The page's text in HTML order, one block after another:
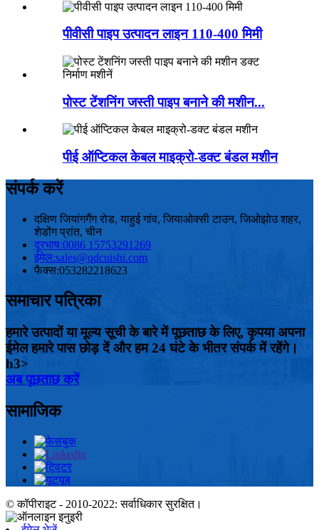
पीवीसी पाइप उत्पादन लाइन 110-400 मिमी
पोस्ट टेंशनिंग जस्ती पाइप बनाने की मशीन...
पीई ऑप्टिकल केबल माइक्रो-डक्ट बंडल मशीन
संपर्क करें
दक्षिण जियांगगैंग रोड, याहुई गांव, जियाओक्सी टाउन, जिओझोउ शहर,
शेडोंग प्रांत, चीन
दूरभाष:0086 15753291269
ईमेल:sales@qdcuishi.com
फैक्स:053282218623
समाचार पत्रिका
हमारे उत्पादों या मूल्य सूची के बारे में पूछताछ के लिए, कृपया अपना
ईमेल हमारे पास छोड़ दें और हम 24 घंटे के भीतर संपर्क में रहेंगे।
h3>
अब पूछताछ करें
सामाजिक
© कॉपीराइट - 2010-2022: सर्वाधिकार सुरक्षित।